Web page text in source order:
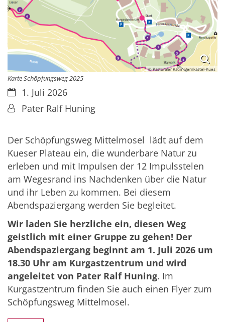
© Pastoraler Raum Bernkastel-Kues
Karte Schöpfungsweg 2025
Datum:1. Juli 2026
Von:Pater Ralf Huning
Der Schöpfungsweg Mittelmosel lädt auf dem
Kueser Plateau ein, die wunderbare Natur zu
erleben und mit Impulsen der 12 Impulsstelen
am Wegesrand ins Nachdenken über die Natur
und ihr Leben zu kommen. Bei diesem
Abendspaziergang werden Sie begleitet.
Wir laden Sie herzliche ein, diesen Weg
geistlich mit einer Gruppe zu gehen! Der
Abendspaziergang beginnt am 1. Juli 2026 um
18.30 Uhr am Kurgastzentrum und wird
angeleitet von Pater Ralf Huning. Im
Kurgastzentrum finden Sie auch einen Flyer zum
Schöpfungsweg Mittelmosel.